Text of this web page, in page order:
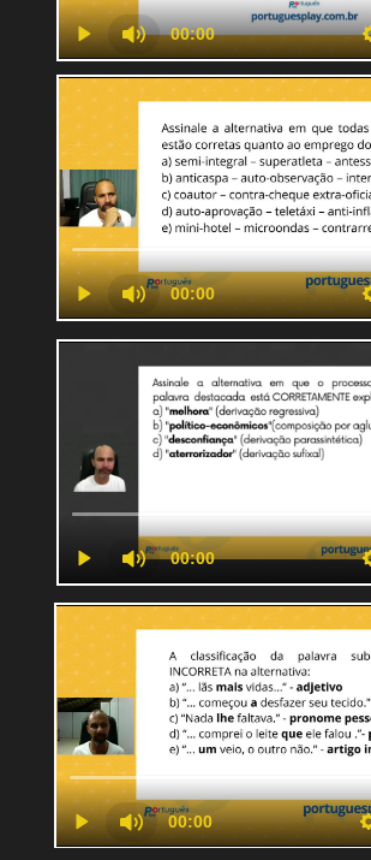
Questão Separação
Questão
Questão
Questão Parônimos
Questão
Questão Formação de
Questão
Questão Hífen